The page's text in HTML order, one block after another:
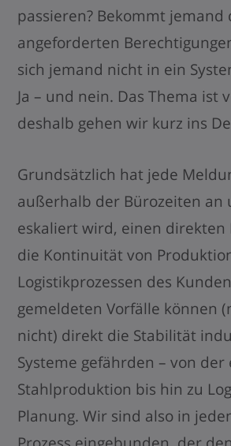
passieren? Bekommt jemand
angeforderten
sich jemand nicht in ein
Ja – und nein. Das Thema ist
deshalb gehen wir kurz ins
Grundsätzlich hat jede
außerhalb der Bürozeiten an
eskaliert wird, einen direkten
die Kontinuität von
Logistikprozessen des
gemeldeten Vorfälle können
nicht) direkt die Stabilität
Systeme gefährden – von der
Stahlproduktion bis hin zu
Planung. Wir sind also in